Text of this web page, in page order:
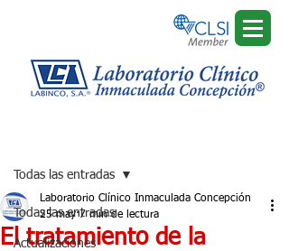
Todas las entradas
Actualizaciones
Todas las entradas
El tratamiento de la
Laboratorio Clínico Inmaculada Concepción
25 may 7 min de lectura